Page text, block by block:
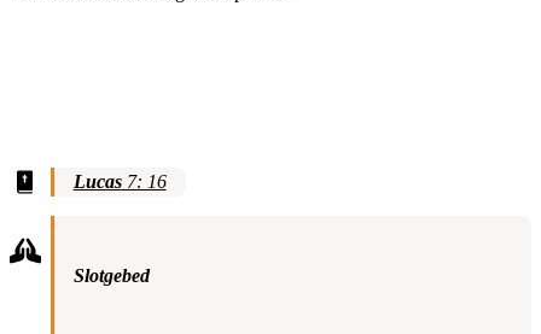
Lucas7: 16
Slotgebed